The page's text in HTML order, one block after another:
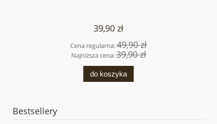
39,90 zł
Cena regularna:49,90 zł
Najniższa cena:39,90 zł
do koszyka
Bestsellery